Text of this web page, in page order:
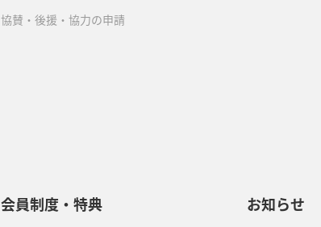
協賛・後援・協力の申請
会員制度・特典 お知らせ